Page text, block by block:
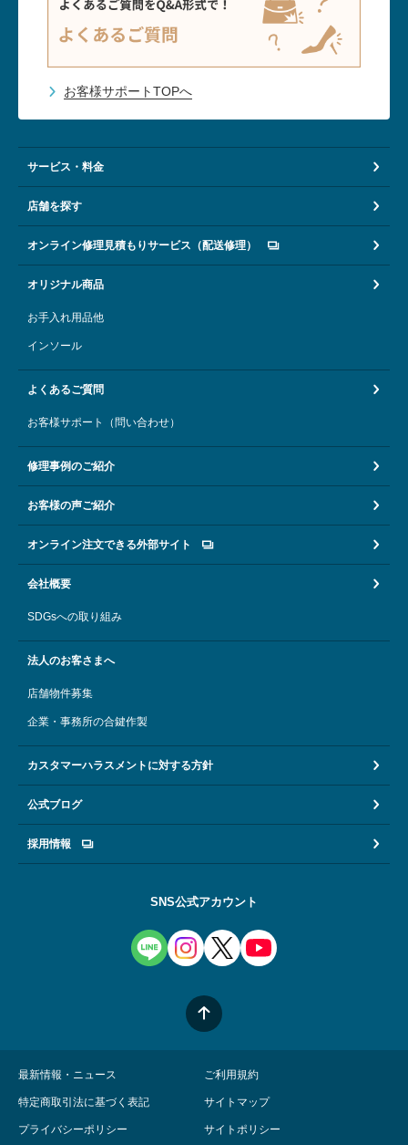
お客様サポートTOPへ
サービス・料金
店舗を探す
オンライン修理見積もりサービス（配送修理）
オリジナル商品
お手入れ用品他
インソール
よくあるご質問
お客様サポート（問い合わせ）
修理事例のご紹介
お客様の声ご紹介
オンライン注文できる外部サイト
会社概要
SDGsへの取り組み
法人のお客さまへ
店舗物件募集
企業・事務所の合鍵作製
カスタマーハラスメントに対する方針
公式ブログ
採用情報
SNS公式アカウント
最新情報・ニュース ご利用規約
特定商取引法に基づく表記 サイトマップ
プライバシーポリシー サイトポリシー